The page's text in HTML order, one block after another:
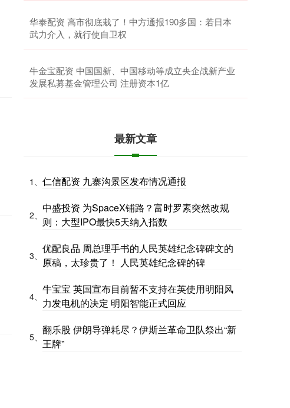
华泰配资 高市彻底栽了！中方通报190多国：若日本
武力介入，就行使自卫权
牛金宝配资 中国国新、中国移动等成立央企战新产业
发展私募基金管理公司 注册资本1亿
最新文章
1、 仁信配资 九寨沟景区发布情况通报
2、
中盛投资 为SpaceX铺路？富时罗素突然改规
则：大型IPO最快5天纳入指数
3、
优配良品 周总理手书的人民英雄纪念碑碑文的
原稿，太珍贵了！ 人民英雄纪念碑的碑
4、
牛宝宝 英国宣布目前暂不支持在英使用明阳风
力发电机的决定 明阳智能正式回应
5、
翻乐股 伊朗导弹耗尽？伊斯兰革命卫队祭出“新
王牌”